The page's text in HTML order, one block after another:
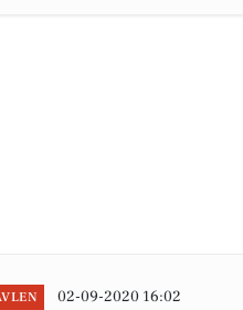
02-09-2020 16:02